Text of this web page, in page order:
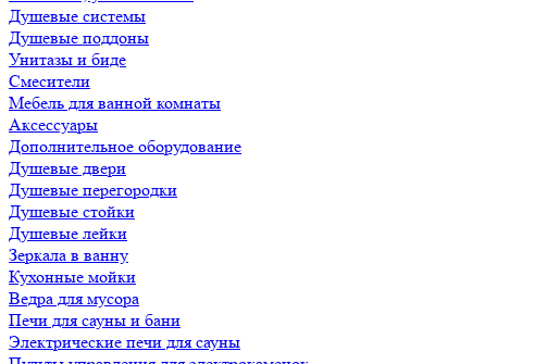
Душевые системы
Душевые поддоны
Унитазы и биде
Смесители
Мебель для ванной комнаты
Аксессуары
Дополнительное оборудование
Душевые двери
Душевые перегородки
Душевые стойки
Душевые лейки
Зеркала в ванну
Кухонные мойки
Ведра для мусора
Печи для сауны и бани
Электрические печи для сауны